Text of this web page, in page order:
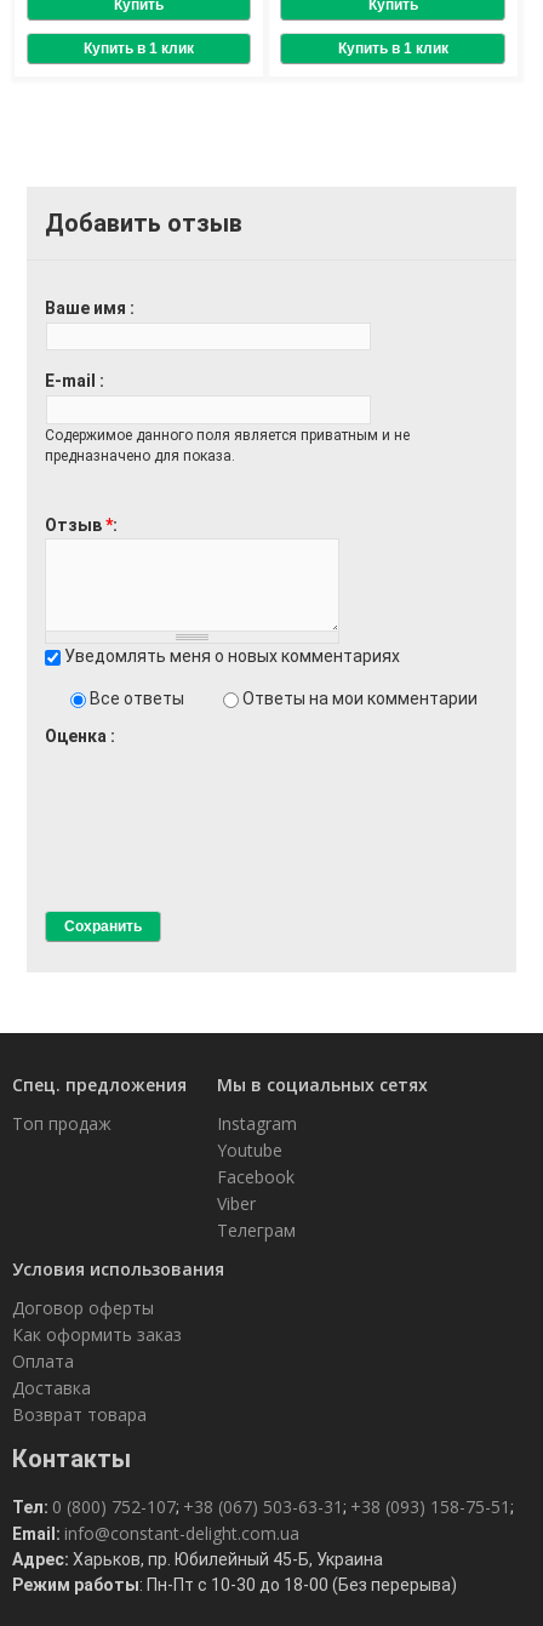
Добавить отзыв
Ваше имя
E-mail
Содержимое данного поля является приватным и не
предназначено для показа.
Отзыв*
Уведомлять меня о новых комментариях
Все ответы
Ответы на мои комментарии
Оценка
Спец. предложения
Топ продаж
Мы в социальных сетях
Instagram
Youtube
Facebook
Viber
Телеграм
Условия использования
Договор оферты
Как оформить заказ
Оплата
Доставка
Возврат товара
Контакты
Тел: 0 (800) 752-107; +38 (067) 503-63-31; +38 (093) 158-75-51;
Email: info@constant-delight.com.ua
Адрес: Харьков, пр. Юбилейный 45-Б, Украина
Режим работы: Пн-Пт с 10-30 до 18-00 (Без перерыва)